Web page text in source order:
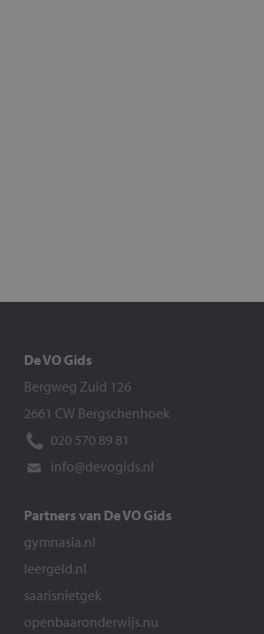
De VO Gids
Bergweg Zuid 126
2661 CW Bergschenhoek
020 570 89 81
info@devogids.nl
Partners van De VO Gids
gymnasia.nl
leergeld.nl
saarisnietgek
openbaaronderwijs.nu